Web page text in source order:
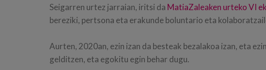
Seigarren urtez jarraian, iritsi da MatiaZaleaken urteko VI
bereziki, pertsona eta erakunde boluntario eta
Aurten, 2020an, ezin izan da besteak bezalakoa izan, eta
gelditzen, eta egokitu egin behar dugu.